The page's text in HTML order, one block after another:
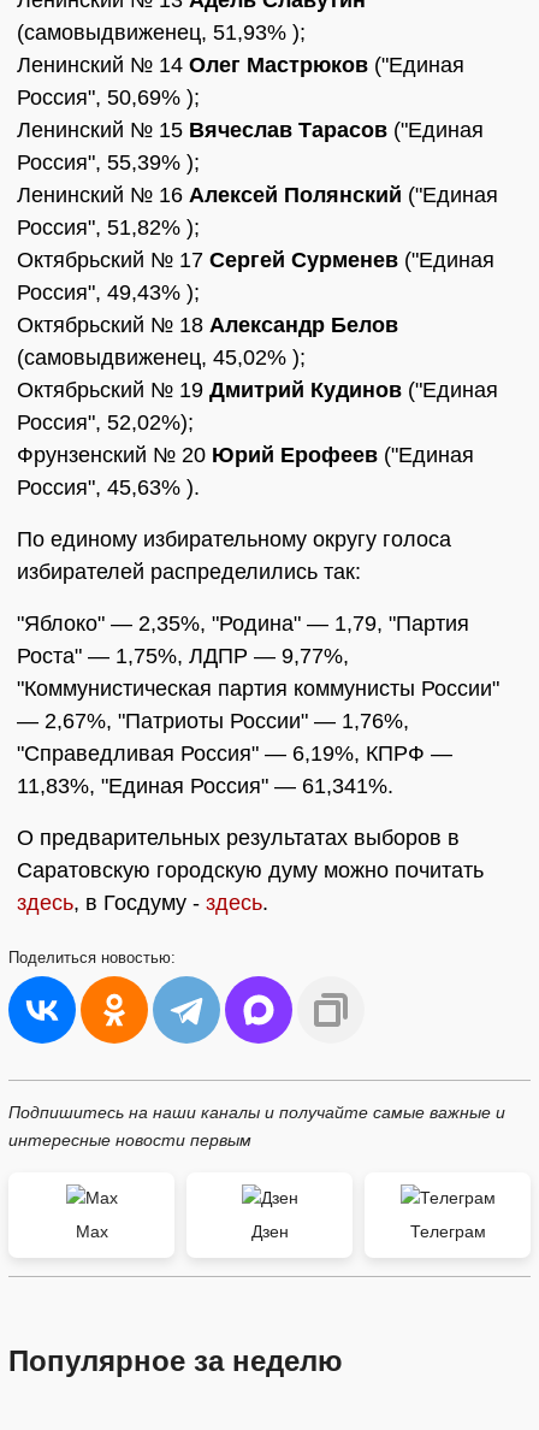
(самовыдвиженец, 51,93% );
Ленинский № 14 Олег Мастрюков ("Единая
Россия", 50,69% );
Ленинский № 15 Вячеслав Тарасов ("Единая
Россия", 55,39% );
Ленинский № 16 Алексей Полянский ("Единая
Россия", 51,82% );
Октябрьский № 17 Сергей Сурменев ("Единая
Россия", 49,43% );
Октябрьский № 18 Александр Белов
(самовыдвиженец, 45,02% );
Октябрьский № 19 Дмитрий Кудинов ("Единая
Россия", 52,02%);
Фрунзенский № 20 Юрий Ерофеев ("Единая
Россия", 45,63% ).
По единому избирательному округу голоса
избирателей распределились так:
"Яблоко" — 2,35%, "Родина" — 1,79, "Партия
Роста" — 1,75%, ЛДПР — 9,77%,
"Коммунистическая партия коммунисты России"
— 2,67%, "Патриоты России" — 1,76%,
"Справедливая Россия" — 6,19%, КПРФ —
11,83%, "Единая Россия" — 61,341%.
О предварительных результатах выборов в
Саратовскую городскую думу можно почитать
здесь, в Госдуму - здесь.
Поделиться новостью:
Подпишитесь на наши каналы и получайте самые важные и
интересные новости первым
Max Дзен Телеграм
Популярное за неделю